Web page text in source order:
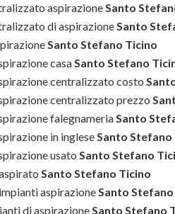
aspirazioneSanto
di aspirazioneSanto
Santo Stefano Ticino
casaSanto Stefano
centralizzato costo
centralizzato prezzo
falegnameriaSanto
in ingleseSanto Stefano
usato Santo Stefano
Santo Stefano Ticino
aspirazioneSanto Stefano
di aspirazioneSanto Stefano